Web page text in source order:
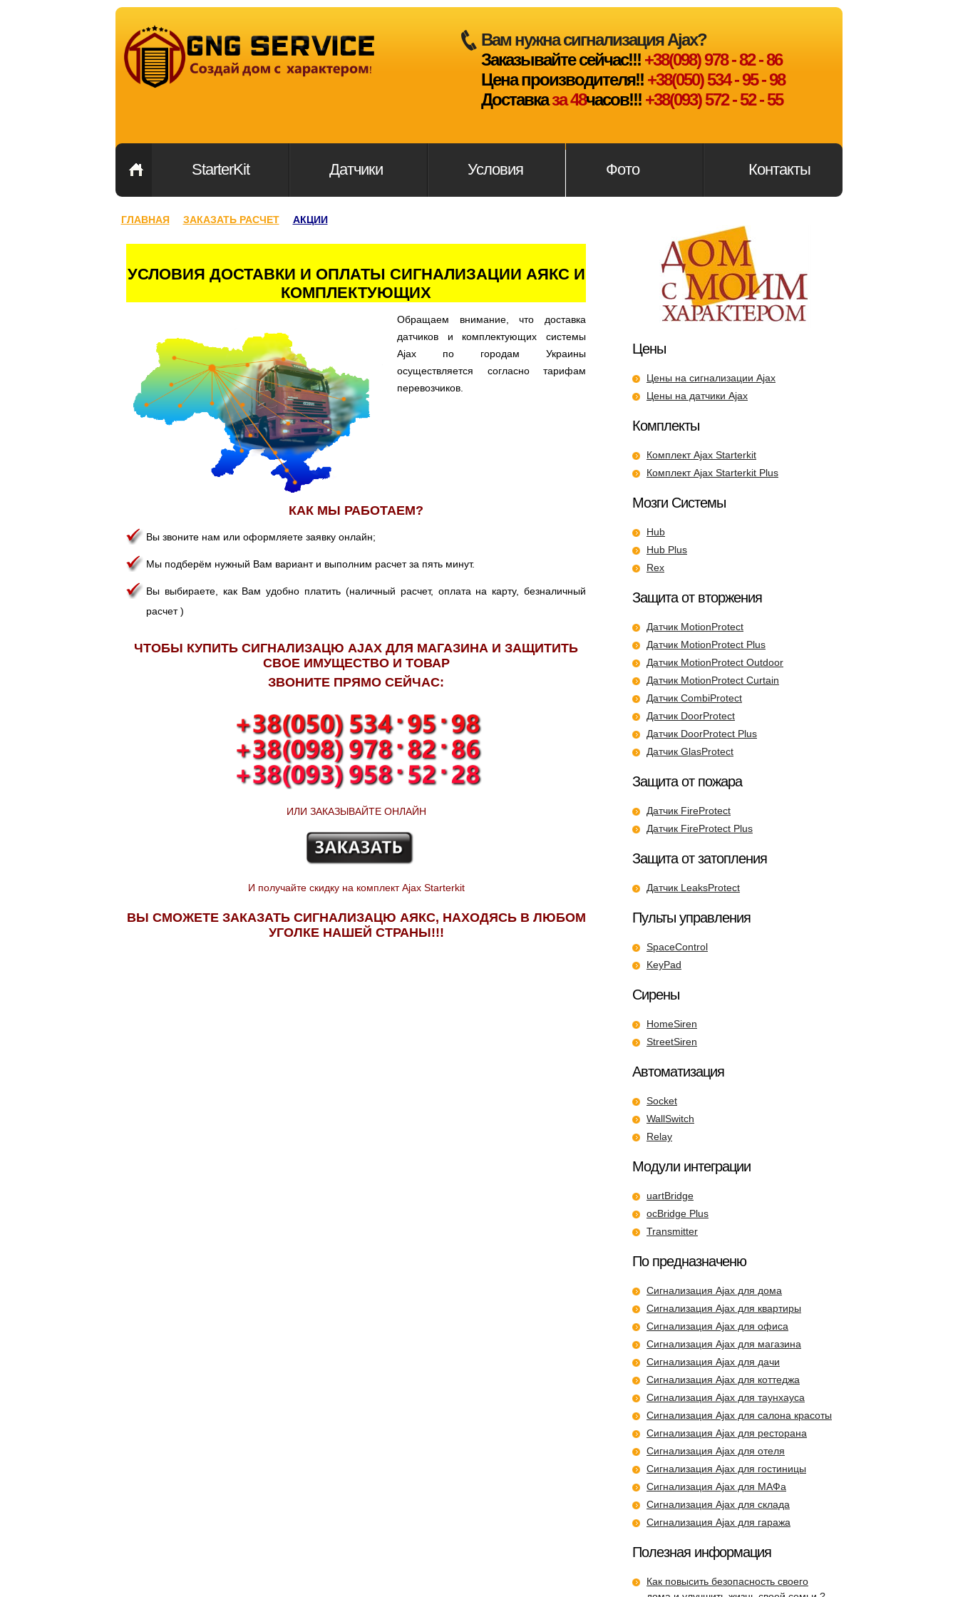
Вам нужна сигнализация Ajax?
Заказывайте сейчас!!! +38(098) 978 - 82 - 86
Цена производителя!! +38(050) 534 - 95 - 98
Доставказа 48часов!!! +38(093) 572 - 52 - 55
StarterKit Датчики Условия Фото Контакты
ГЛАВНАЯ ЗАКАЗАТЬ РАСЧЕТ АКЦИИ
УСЛОВИЯ ДОСТАВКИ И ОПЛАТЫ СИГНАЛИЗАЦИИ АЯКС И
КОМПЛЕКТУЮЩИХ
Обращаем внимание, что доставка
датчиков и комплектующих системы
Ajax по городам Украины
осуществляется согласно тарифам
перевозчиков.
КАК МЫ РАБОТАЕМ?
Вы звоните нам или оформляете заявку онлайн;
Мы подберём нужный Вам вариант и выполним расчет за пять минут.
Вы выбираете, как Вам удобно платить (наличный расчет, оплата на карту, безналичный
расчет )
ЧТОБЫ КУПИТЬ СИГНАЛИЗАЦЮ AJAX ДЛЯ МАГАЗИНА И ЗАЩИТИТЬ
СВОЕ ИМУЩЕСТВО И ТОВАР
ЗВОНИТЕ ПРЯМО СЕЙЧАС:
ИЛИ ЗАКАЗЫВАЙТЕ ОНЛАЙН
И получайте скидку на комплект Ajax Starterkit
ВЫ СМОЖЕТЕ ЗАКАЗАТЬ СИГНАЛИЗАЦЮ АЯКС, НАХОДЯСЬ В ЛЮБОМ
УГОЛКЕ НАШЕЙ СТРАНЫ!!!
Цены
Цены на сигнализации Ajax
Цены на датчики Ajax
Комплекты
Комплект Ajax Starterkit
Комплект Ajax Starterkit Plus
Мозги Системы
Hub
Hub Plus
Rex
Защита от вторжения
Датчик MotionProtect
Датчик MotionProtect Plus
Датчик MotionProtect Outdoor
Датчик MotionProtect Curtain
Датчик CombiProtect
Датчик DoorProtect
Датчик DoorProtect Plus
Датчик GlasProtect
Защита от пожара
Датчик FireProtect
Датчик FireProtect Plus
Защита от затопления
Датчик LeaksProtect
Пульты управления
SpaceControl
KeyPad
Сирены
HomeSiren
StreetSiren
Автоматизация
Socket
WallSwitch
Relay
Модули интеграции
uartBridge
ocBridge Plus
Transmitter
По предназначеню
Сигнализация Ajax для дома
Сигнализация Ajax для квартиры
Сигнализация Ajax для офиса
Сигнализация Ajax для магазина
Сигнализация Ajax для дачи
Сигнализация Ajax для коттеджа
Сигнализация Ajax для таунхауса
Сигнализация Ajax для салона красоты
Сигнализация Ajax для ресторана
Сигнализация Ajax для отеля
Сигнализация Ajax для гостиницы
Сигнализация Ajax для МАФа
Сигнализация Ajax для склада
Сигнализация Ajax для гаража
Полезная информация
Как повысить безопасность своего